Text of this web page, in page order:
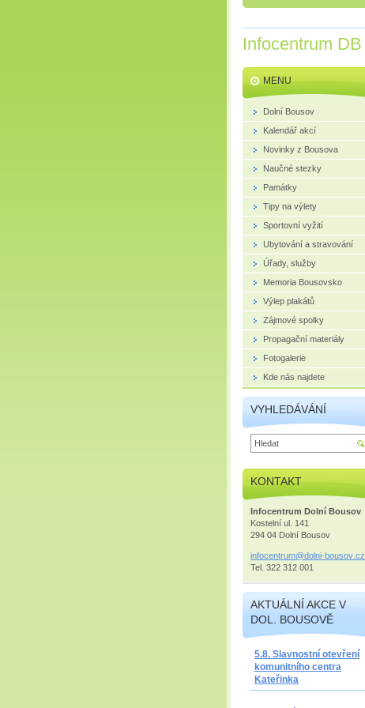
Infocentrum DB
MENU
Dolní Bousov
Kalendář akcí
Novinky z Bousova
Naučné stezky
Památky
Tipy na výlety
Sportovní vyžití
Ubytování a stravování
Úřady, služby
Memoria Bousovsko
Výlep plakátů
Zájmové spolky
Propagační materiály
Fotogalerie
Kde nás najdete
VYHLEDÁVÁNÍ
KONTAKT
Infocentrum Dolní Bousov
Kostelní ul. 141
294 04 Dolní Bousov
infocentrum@dolni-bousov .cz
Tel. 322 312 001
AKTUÁLNÍ AKCE V
DOL. BOUSOVĚ
5.8. Slavnostní otevření
komunitního centra
Kateřinka